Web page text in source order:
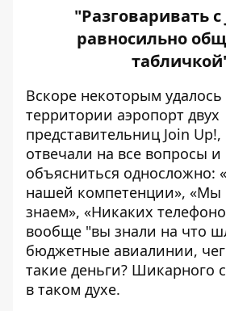
"Разговаривать с
равносильно
Вскоре некоторым удалось
территории аэропорт двух
представительниц Join
отвечали на все вопросы
объясниться односложно:
нашей компетенции», «Мы
знаем», «Никаких
вообще "вы знали на что
бюджетные авиалинии,
такие деньги? Шикарного
в таком духе.